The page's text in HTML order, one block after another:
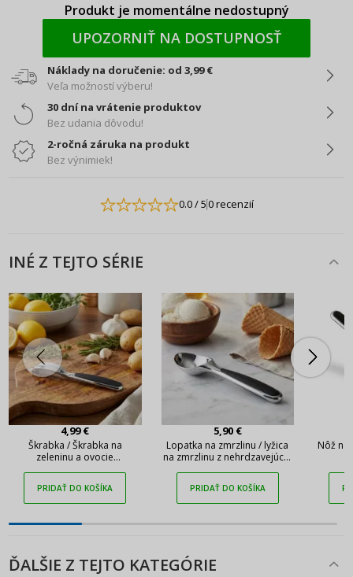
Produkt je momentálne nedostupný
UPOZORNIŤ NA DOSTUPNOSŤ
Náklady na doručenie: od 3,99 €
Veľa možností výberu!
30 dní na vrátenie produktov
Bez udania dôvodu!
2-ročná záruka na produkt
Bez výnimiek!
0.0/ 50 recenzií
INÉ Z TEJTO SÉRIE
4,99 €
Škrabka / Škrabka na
zeleninu a ovocie
PRIDAŤ DO KOŠÍKA
5,90 €
Lopatka na zmrzlinu / lyžica
na zmrzlinu z nehrdzavejúcej
16 cm
PRIDAŤ DO KOŠÍKA
Nôž na
ĎALŠIE Z TEJTO KATEGÓRIE